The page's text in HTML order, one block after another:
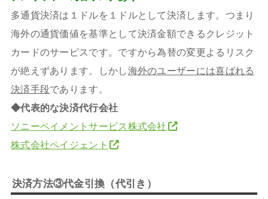
多通貨決済は１ドルを１ドルとして決済します。つまり
海外の通貨価値を基準として決済金額できるクレジット
カードのサービスです。ですから為替の変更よるリスク
が絶えずあります。しかし海外のユーザーには喜ばれる
決済手段であります。
◆代表的な決済代行会社
ソニーペイメントサービス株式会社
株式会社ペイジェント
決済方法③代金引換（代引き）